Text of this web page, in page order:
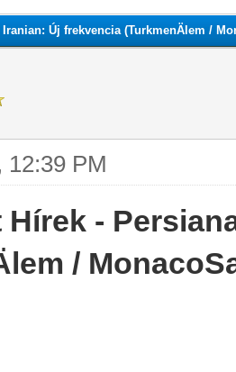
Új frekvencia (TurkmenÄlem /
12:39 PM
Hírek -
/